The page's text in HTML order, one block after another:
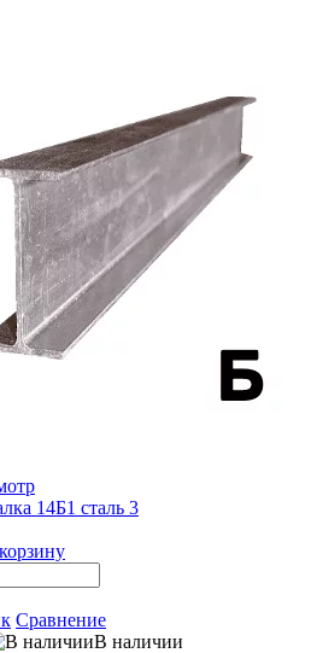
14Б1 сталь 3
Сравнение
В наличии